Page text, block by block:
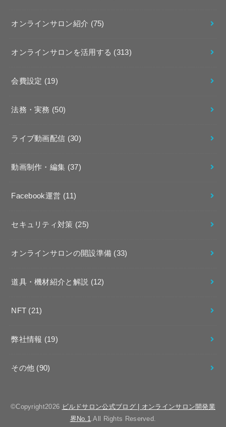
オンラインサロン紹介 (75)
オンラインサロンを活用する (313)
会費設定 (19)
法務・実務 (50)
ライブ動画配信 (30)
動画制作・編集 (37)
Facebook運営 (11)
セキュリティ対策 (25)
オンラインサロンの開設準備 (33)
道具・機材紹介と解説 (12)
NFT (21)
弊社情報 (19)
その他 (90)
©Copyright2026 ビルドサロン公式ブログ | オンラインサロン開発業
界No.1 .All Rights Reserved.